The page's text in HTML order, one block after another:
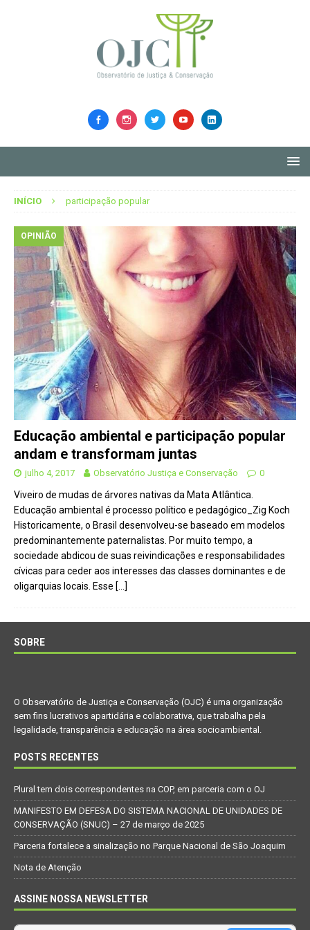
INÍCIO participação popular
OPINIÃO
Educação ambiental e participação popular
andam e transformam juntas
julho 4, 2017 Observatório Justiça e Conservação 0
Viveiro de mudas de árvores nativas da Mata Atlântica.
Educação ambiental é processo político e pedagógico_Zig Koch
Historicamente, o Brasil desenvolveu-se baseado em modelos
predominantemente paternalistas. Por muito tempo, a
sociedade abdicou de suas reivindicações e responsabilidades
cívicas para ceder aos interesses das classes dominantes e de
oligarquias locais. Esse […]
SOBRE
O Observatório de Justiça e Conservação (OJC) é uma organização
sem fins lucrativos apartidária e colaborativa, que trabalha pela
legalidade, transparência e educação na área socioambiental.
POSTS RECENTES
Plural tem dois correspondentes na COP, em parceria com o OJ
MANIFESTO EM DEFESA DO SISTEMA NACIONAL DE UNIDADES DE
CONSERVAÇÃO (SNUC) – 27 de março de 2025
Parceria fortalece a sinalização no Parque Nacional de São Joaquim
Nota de Atenção
ASSINE NOSSA NEWSLETTER